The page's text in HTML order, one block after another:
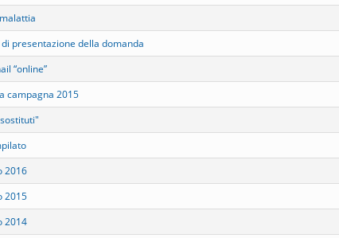
presentazione della domanda
“online”
campagna 2015
2016
2015
2014